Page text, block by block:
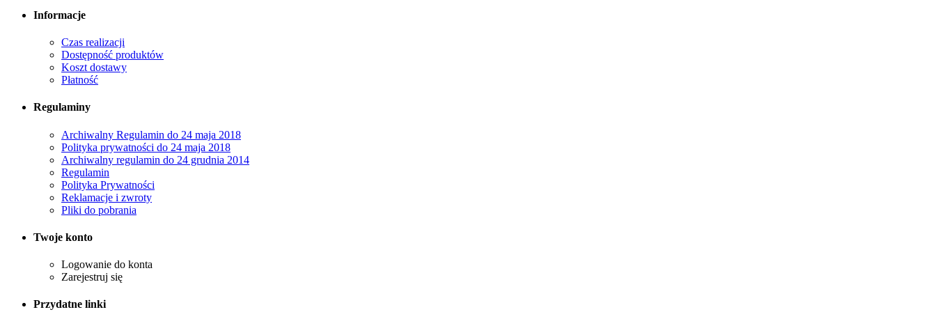
Informacje
Czas realizacji
Dostępność produktów
Koszt dostawy
Płatność
Regulaminy
Archiwalny Regulamin do 24 maja 2018
Polityka prywatności do 24 maja 2018
Archiwalny regulamin do 24 grudnia 2014
Regulamin
Polityka Prywatności
Reklamacje i zwroty
Pliki do pobrania
Twoje konto
Logowanie do konta
Zarejestruj się
Przydatne linki